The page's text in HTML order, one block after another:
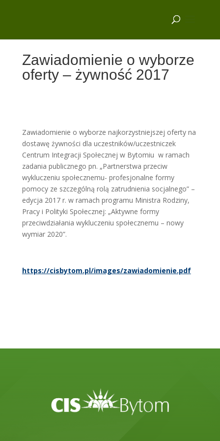
Zawiadomienie o wyborze
oferty – żywność 2017
Zawiadomienie o wyborze najkorzystniejszej oferty na
dostawę żywności dla uczestników/uczestniczek
Centrum Integracji Społecznej w Bytomiu w ramach
zadania publicznego pn. „Partnerstwa przeciw
wykluczeniu społecznemu- profesjonalne formy
pomocy ze szczególną rolą zatrudnienia socjalnego” –
edycja 2017 r. w ramach programu Ministra Rodziny,
Pracy i Polityki Społecznej: „Aktywne formy
przeciwdziałania wykluczeniu społecznemu – nowy
wymiar 2020”.
https://cisbytom.pl/images/zawiadomienie.pdf